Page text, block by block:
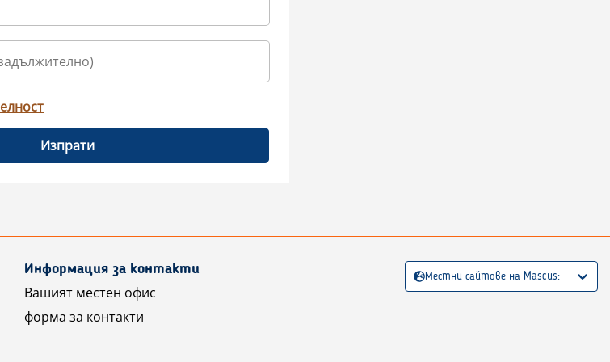
Изпрати
Информация за контакти
Вашият местен офис
форма за контакти
Местни сайтове на Mascus: